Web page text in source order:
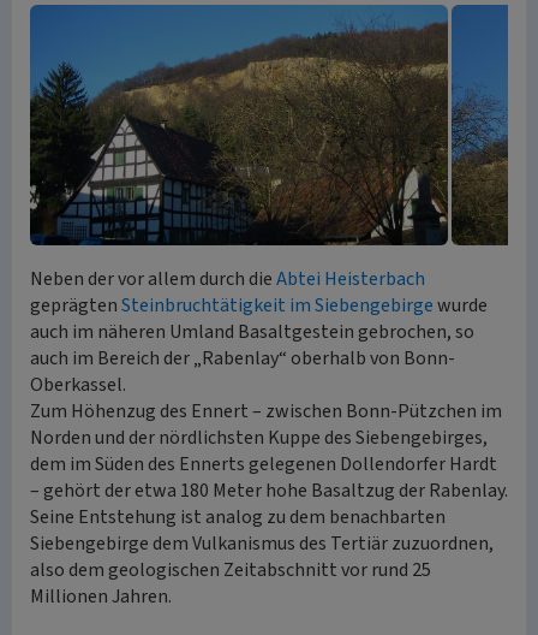
Neben der vor allem durch dieAbtei Heisterbach
geprägtenSteinbruchtätigkeit im Siebengebirgewurde
auch im näheren Umland Basaltgestein gebrochen, so
auch im Bereich der „Rabenlay“ oberhalb von Bonn-
Oberkassel.
Zum Höhenzug des Ennert – zwischen Bonn-Pützchen im
Norden und der nördlichsten Kuppe des Siebengebirges,
dem im Süden des Ennerts gelegenen Dollendorfer Hardt
– gehört der etwa 180 Meter hohe Basaltzug der Rabenlay.
Seine Entstehung ist analog zu dem benachbarten
Siebengebirge dem Vulkanismus des Tertiär zuzuordnen,
also dem geologischen Zeitabschnitt vor rund 25
Millionen Jahren.